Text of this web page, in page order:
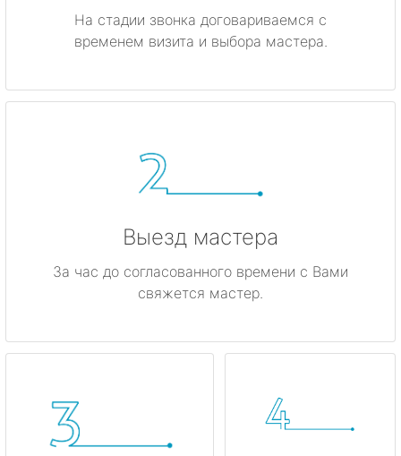
На стадии звонка договариваемся с
временем визита и выбора мастера.
Выезд мастера
За час до согласованного времени с Вами
свяжется мастер.